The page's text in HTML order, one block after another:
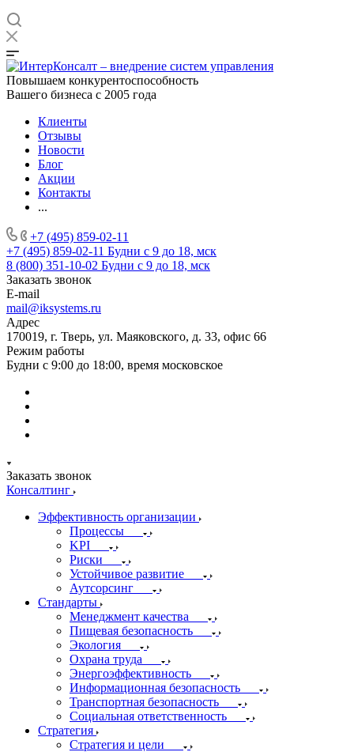
Повышаем конкурентоспособность
Вашего бизнеса с 2005 года
Клиенты
Отзывы
Новости
Блог
Акции
Контакты
...
+7 (495) 859-02-11
+7 (495) 859-02-11 Будни с 9 до 18, мск
8 (800) 351-10-02 Будни с 9 до 18, мск
Заказать звонок
E-mail
mail@iksystems.ru
Адрес
170019, г. Тверь, ул. Маяковского, д. 33, офис 66
Режим работы
Будни с 9:00 до 18:00, время московское
Заказать звонок
Консалтинг
Эффективность организации
Процессы
KPI
Риски
Устойчивое развитие
Аутсорсинг
Стандарты
Менеджмент качества
Пищевая безопасность
Экология
Охрана труда
Энергоэффективность
Информационная безопасность
Транспортная безопасность
Социальная ответственность
Стратегия
Стратегия и цели